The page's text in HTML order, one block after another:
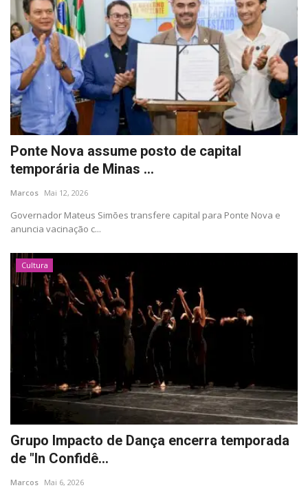
Ponte Nova assume posto de capital
temporária de Minas ...
Marcos Mai 12, 2026
Governador Mateus Simões transfere capital para Ponte Nova e
anuncia vacinação c...
Cultura
Grupo Impacto de Dança encerra temporada
de "In Confidê...
Marcos Mai 6, 2026